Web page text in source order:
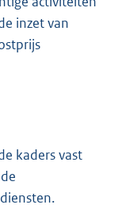
inzet van
kaders vast